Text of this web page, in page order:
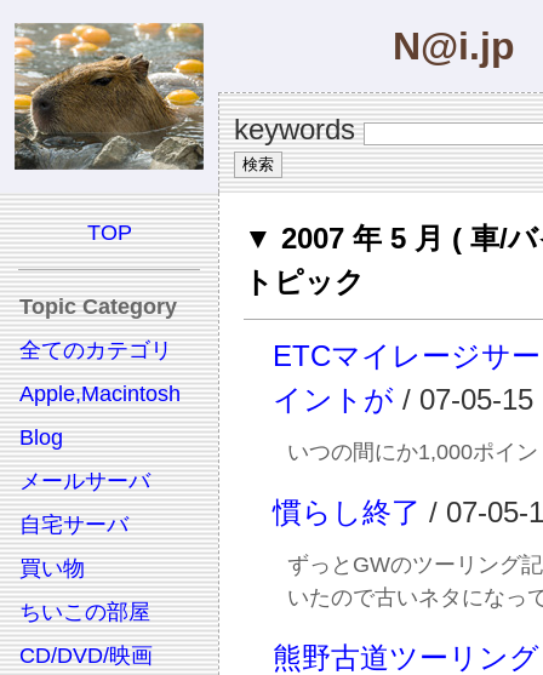
N@i.jp
keywords
TOP
Topic Category
全てのカテゴリ
Apple,Macintosh
Blog
メールサーバ
自宅サーバ
買い物
ちいこの部屋
CD/DVD/映画
▼ 2007 年 5 月 ( 車/
トピック
ETCマイレージサ
イントが / 07-05-15
いつの間にか1,000ポイ
慣らし終了 / 07-05-
ずっとGWのツーリング
いたので古いネタになっ
熊野古道ツーリン